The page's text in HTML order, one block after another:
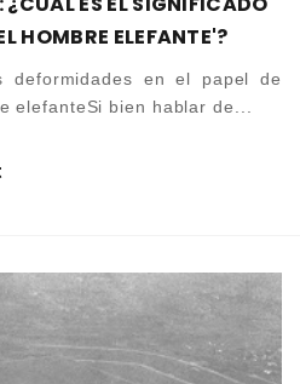
HOMBRE ELEFANTE'?
deformidades en el papel de
elefanteSi bien hablar de...